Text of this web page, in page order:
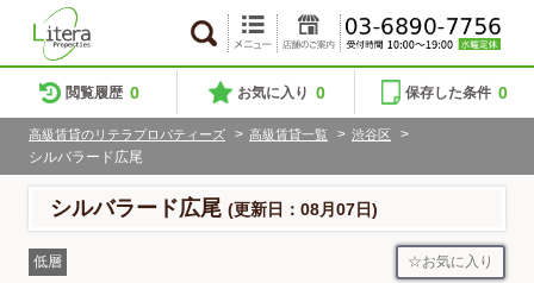
閲覧履歴 0 お気に入り 0 保存した条件 0
高級賃貸のリテラプロパティーズ > 高級賃貸一覧 > 渋谷区
>
シルバラード広尾
シルバラード広尾 (更新日：08月07日)
低層 お気に入り